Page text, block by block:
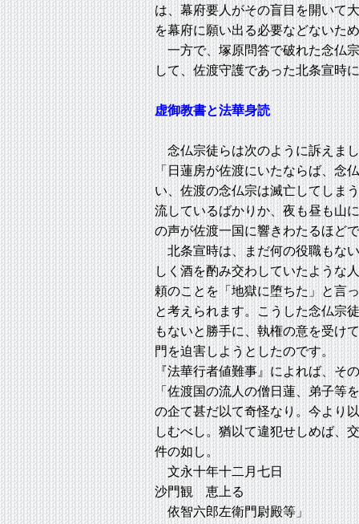
は、幕府要人がその盲目を開いて
を幕府に願い出る必要などないた
一方で、塚原問答で破れた念仏
して、佐渡守護であった北条宣時
虚御教書と法華身読
念仏宗徒らは次のように訴えま
「日蓮房が佐渡にいたならば、念
い、佐渡の念仏宗は滅亡してしま
流しているばかりか、夜も昼も山
の声が佐渡一国に響きわたるほど
北条宣時は、まだ何の役職もな
しく酒を酌み交わしていたような
頼のことを「地獄に堕ちた」と言
と考えられます。こうした念仏宗
もないと勝手に、執権の意を受け
門を迫害しようとしたのです。
『法華行者値難事』によれば、そ
「佐渡国の流人の僧日蓮、弟子等
の企て甚だ以て奇怪なり。今より
しむべし。猶以て違犯せしめば、
件の如し。
文永十年十二月七日
沙門観 恵上る
依智六郎左衛門尉殿等」